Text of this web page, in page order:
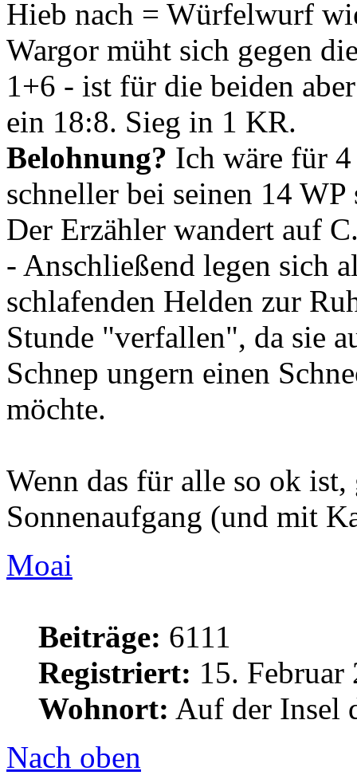
Hieb nach = Würfelwurf
Wargor müht sich gegen
1+6 - ist für die beiden
ein 18:8. Sieg in 1 KR.
Belohnung? Ich wäre für
schneller bei seinen 14
Der Erzähler wandert auf
- Anschließend legen sich
schlafenden Helden zur
Stunde "verfallen", da sie
Schnep ungern einen
möchte.
Wenn das für alle so ok
Sonnenaufgang (und mit
Moai
Beiträge: 6111
Registriert: 15.
Wohnort: Auf der Insel
Nach oben